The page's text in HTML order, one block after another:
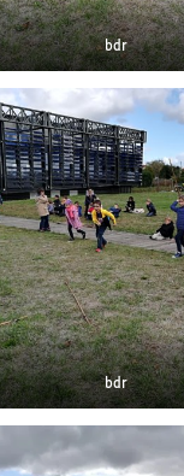
bdr
bdr